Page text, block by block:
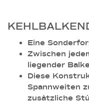
Eine
Zwischen
liegender
Diese
Spannweiten
zusätzliche